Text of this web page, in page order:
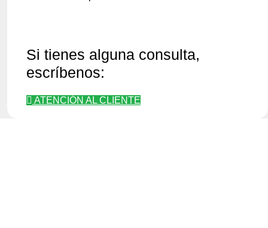
Si tienes alguna consulta,
escríbenos:
ATENCIÓN AL CLIENTE